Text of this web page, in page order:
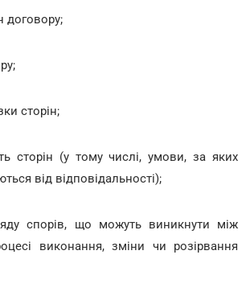
договору;
сторін;
сторін (у тому числі, умови, за яких
від відповідальності);
спорів, що можуть виникнути між
виконання, зміни чи розірвання